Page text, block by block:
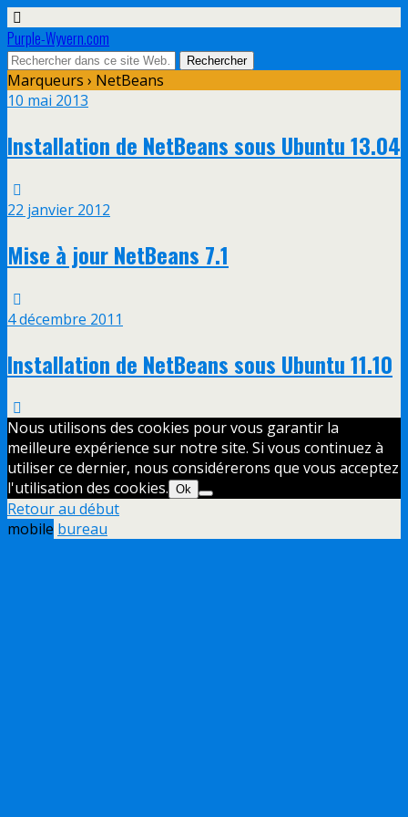
Purple-Wyvern.com
Marqueurs › NetBeans
10 mai 2013
Installation de NetBeans sous Ubuntu 13.04
22 janvier 2012
Mise à jour NetBeans 7.1
4 décembre 2011
Installation de NetBeans sous Ubuntu 11.10
Nous utilisons des cookies pour vous garantir la
meilleure expérience sur notre site. Si vous continuez à
utiliser ce dernier, nous considérerons que vous acceptez
l'utilisation des cookies. Ok
Retour au début
mobile bureau